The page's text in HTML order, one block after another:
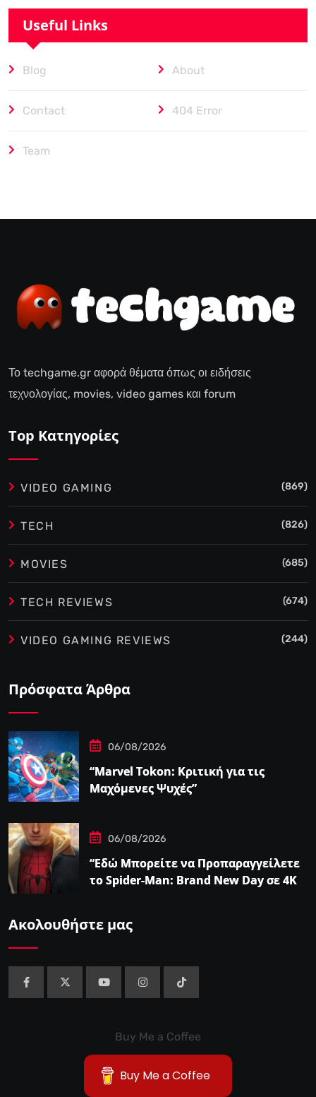
Useful Links
Blog About
Contact 404 Error
Team
Το techgame.gr αφορά θέματα όπως οι ειδήσεις
τεχνολογίας, movies, video games και forum
Top Κατηγορίες
VIDEO GAMING (869)
TECH (826)
MOVIES (685)
TECH REVIEWS (674)
VIDEO GAMING REVIEWS (244)
Πρόσφατα Άρθρα
06/08/2026
“Marvel Tokon: Κριτική για τις
Μαχόμενες Ψυχές”
06/08/2026
“Εδώ Μπορείτε να Προπαραγγείλετε
το Spider-Man: Brand New Day σε 4K
Ακολουθήστε μας
Buy Me a Coffee
Buy Me a Coffee